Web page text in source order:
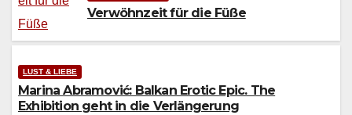
Verwöhnzeit für die Füße
LUST & LIEBE
Marina Abramović: Balkan Erotic Epic. The
Exhibition geht in die Verlängerung